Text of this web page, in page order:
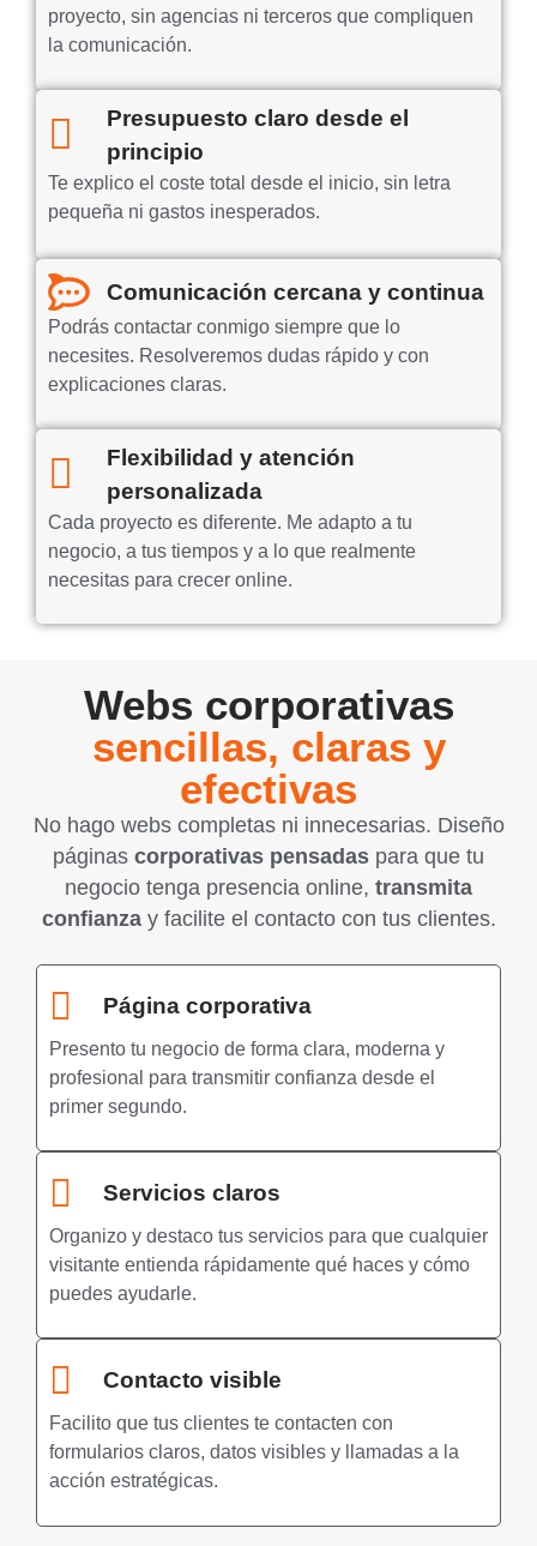
proyecto, sin agencias ni terceros que compliquen
la comunicación.
Presupuesto claro desde el
principio
Te explico el coste total desde el inicio, sin letra
pequeña ni gastos inesperados.
Comunicación cercana y continua
Podrás contactar conmigo siempre que lo
necesites. Resolveremos dudas rápido y con
explicaciones claras.
Flexibilidad y atención
personalizada
Cada proyecto es diferente. Me adapto a tu
negocio, a tus tiempos y a lo que realmente
necesitas para crecer online.
Webs corporativas
sencillas, claras y
efectivas
No hago webs completas ni innecesarias. Diseño
páginas corporativas pensadas para que tu
negocio tenga presencia online, transmita
confianzay facilite el contacto con tus clientes.
Página corporativa
Presento tu negocio de forma clara, moderna y
profesional para transmitir confianza desde el
primer segundo.
Servicios claros
Organizo y destaco tus servicios para que cualquier
visitante entienda rápidamente qué haces y cómo
puedes ayudarle.
Contacto visible
Facilito que tus clientes te contacten con
formularios claros, datos visibles y llamadas a la
acción estratégicas.